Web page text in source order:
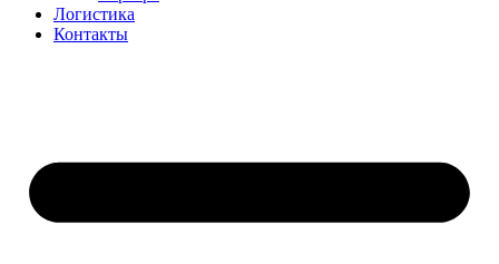
Логистика
Контакты